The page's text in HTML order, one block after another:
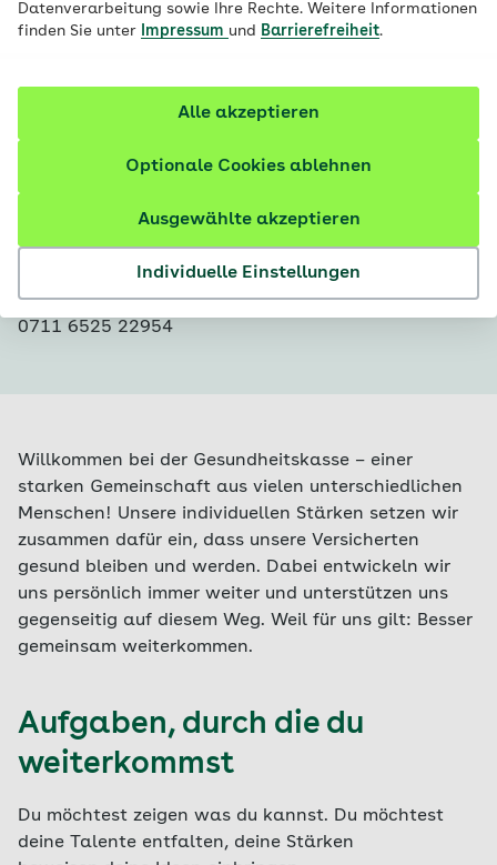
Datenverarbeitung sowie Ihre Rechte. Weitere Informationen
finden Sie unter
Impressum und Barrierefreiheit.
Individuelle Einstellungen
Ausgewählte akzeptieren
Optionale Cookies ablehnen
Alle akzeptieren
Übersicht
AOK Baden-Württemberg
Standort:
Rottenburg, Hechingen, Mössingen, Metzingen, Bad
Urach, Münsingen
Bewerbungsfrist: 30.04.2027
Fachgebiet: Ausbildung
Ausbildungsleiterin:
Stefanie Schmidt
0711 6525 22954
Willkommen bei der Gesundheitskasse – einer
starken Gemeinschaft aus vielen unterschiedlichen
Menschen! Unsere individuellen Stärken setzen wir
zusammen dafür ein, dass unsere Versicherten
gesund bleiben und werden. Dabei entwickeln wir
uns persönlich immer weiter und unterstützen uns
gegenseitig auf diesem Weg. Weil für uns gilt: Besser
gemeinsam weiterkommen.
Aufgaben, durch die du
weiterkommst
Du möchtest zeigen was du kannst. Du möchtest
deine Talente entfalten, deine Stärken